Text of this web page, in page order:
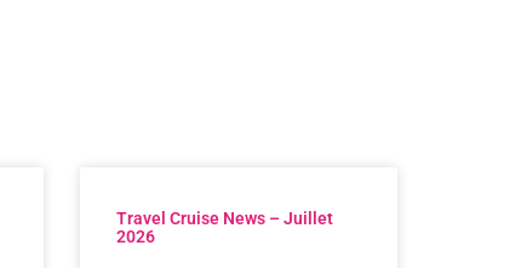
Travel Cruise News – Juillet
2026